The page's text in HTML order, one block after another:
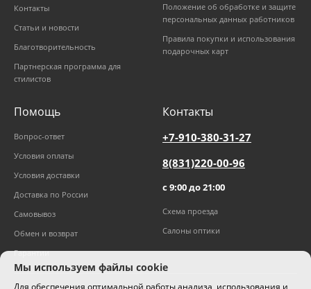
Контакты
Статьи и новости
Благотворительность
Партнерская программа для
стилистов
Положение об обработке и защите
персональных данных работников
Правила покупки и использования
подарочных карт
Помощь
Вопрос-ответ
Условия оплаты
Условия доставки
Доставка по России
Самовывоз
Обмен и возврат
Гарантии
Контакты
+7-910-380-31-27
8(831)220-00-96
с 9:00 до 21:00
Схема проезда
Салоны оптики
Мы используем файлы cookie
Для обеспечения оптимальной работы анализа, использования и